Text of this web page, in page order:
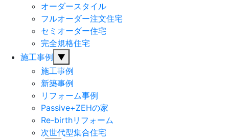
オーダースタイル
フルオーダー注文住宅
セミオーダー住宅
完全規格住宅
施工事例 ▼
施工事例
新築事例
リフォーム事例
Passive+ZEHの家
Re-birthリフォーム
次世代型集合住宅